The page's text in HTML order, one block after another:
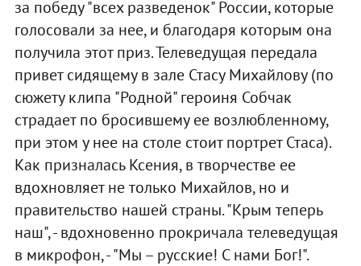
за победу "всех разведенок" России, которые
голосовали за нее, и благодаря которым она
получила этот приз. Телеведущая передала
привет сидящему в зале Стасу Михайлову (по
сюжету клипа "Родной" героиня Собчак
страдает по бросившему ее возлюбленному,
при этом у нее на столе стоит портрет Стаса).
Как призналась Ксения, в творчестве ее
вдохновляет не только Михайлов, но и
правительство нашей страны. "Крым теперь
наш", - вдохновенно прокричала телеведущая
в микрофон, - "Мы – русские! С нами Бог!".